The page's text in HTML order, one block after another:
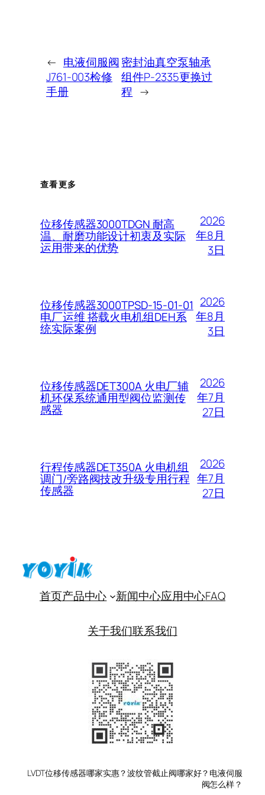
← 电液伺服阀
J761-003检修
手册
密封油真空泵轴承
组件P-2335更换过
程 →
查看更多
位移传感器3000TDGN 耐高
温、耐磨功能设计初衷及实际
运用带来的优势
2026
年8月
3日
位移传感器3000TPSD-15-01-01
电厂运维 搭载火电机组DEH系
统实际案例
2026
年8月
3日
位移传感器DET300A 火电厂辅
机环保系统通用型阀位监测传
感器
2026
年7月
27日
行程传感器DET350A 火电机组
调门/旁路阀技改升级专用行程
传感器
2026
年7月
27日
首页产品中心 新闻中心应用中心FAQ
关于我们联系我们
LVDT位移传感器哪家实惠？波纹管截止阀哪家好？电液伺服
阀怎么样？